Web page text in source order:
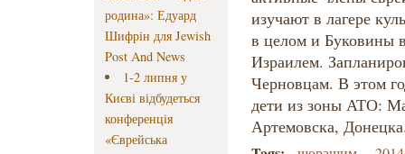
родина»: Едуард
Шифрін для Jewish
Post And News
1-2 липня у
Києві відбудеться
конференція
«Єврейська
изучают в лагере
в целом и Буковины
Израилем.
Черновцам. В этом
дети из зоны АТО:
Артемовска,